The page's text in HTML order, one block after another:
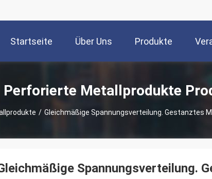
Startseite Über Uns Produkte
Perforierte Metallprodukte
/ Gleichmäßige Spannungsverteilung. Gestanztes
Spannungsverteilung.